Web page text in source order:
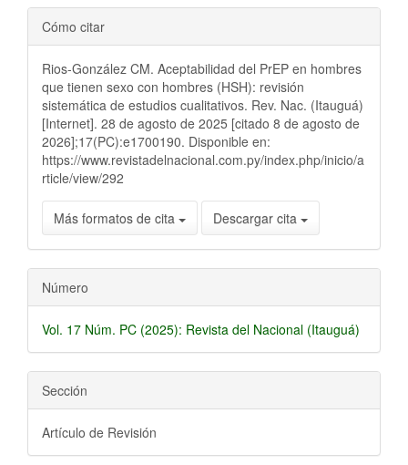
Detalles
del
artículo
Cómo citar
Rios-González CM. Aceptabilidad del PrEP en hombres
que tienen sexo con hombres (HSH): revisión
sistemática de estudios cualitativos. Rev. Nac. (Itauguá)
[Internet]. 28 de agosto de 2025 [citado 8 de agosto de
2026];17(PC):e1700190. Disponible en:
https://www.revistadelnacional.com.py/index.php/inicio/a
rticle/view/292
Más formatos de cita Descargar cita
Número
Vol. 17 Núm. PC (2025): Revista del Nacional (Itauguá)
Sección
Artículo de Revisión